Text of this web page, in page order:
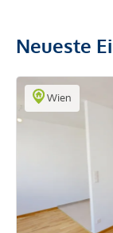
Neueste
Wien